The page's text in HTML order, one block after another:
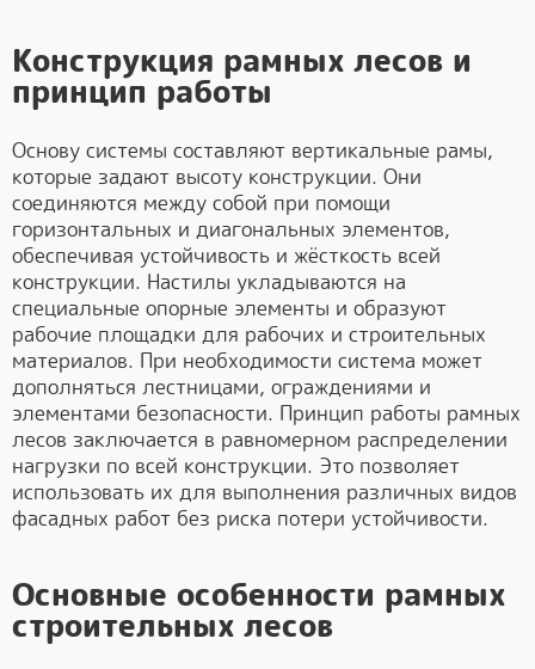
Конструкция рамных лесов и
принцип работы
Основу системы составляют вертикальные рамы,
которые задают высоту конструкции. Они
соединяются между собой при помощи
горизонтальных и диагональных элементов,
обеспечивая устойчивость и жёсткость всей
конструкции. Настилы укладываются на
специальные опорные элементы и образуют
рабочие площадки для рабочих и строительных
материалов. При необходимости система может
дополняться лестницами, ограждениями и
элементами безопасности. Принцип работы рамных
лесов заключается в равномерном распределении
нагрузки по всей конструкции. Это позволяет
использовать их для выполнения различных видов
фасадных работ без риска потери устойчивости.
Основные особенности рамных
строительных лесов